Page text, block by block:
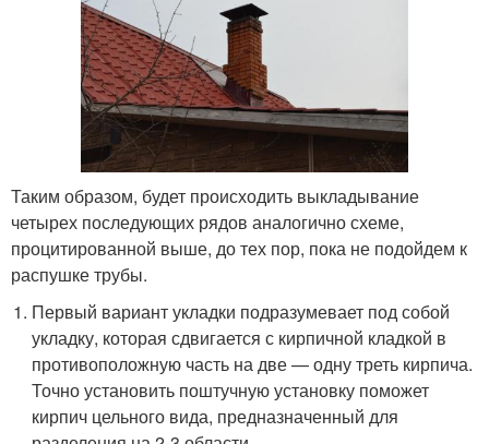
Таким образом, будет происходить выкладывание
четырех последующих рядов аналогично схеме,
процитированной выше, до тех пор, пока не подойдем к
распушке трубы.
Первый вариант укладки подразумевает под собой
укладку, которая сдвигается с кирпичной кладкой в
противоположную часть на две — одну треть кирпича.
Точно установить поштучную установку поможет
кирпич цельного вида, предназначенный для